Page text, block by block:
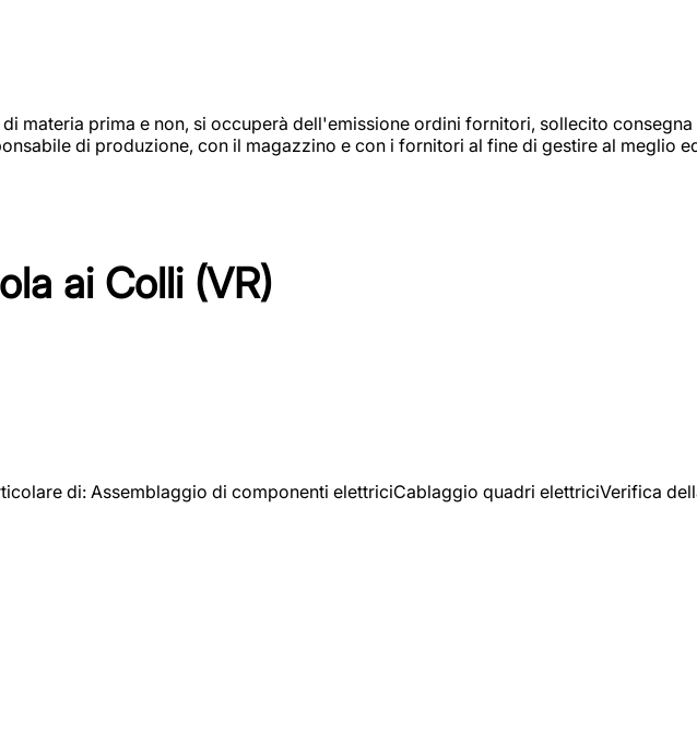
materia prima e non, si occuperà dell'emissione ordini fornitori, sollecito consegna
di produzione, con il magazzino e con i fornitori al fine di gestire al meglio
ai Colli (VR)
di: Assemblaggio di componenti elettriciCablaggio quadri elettriciVerifica